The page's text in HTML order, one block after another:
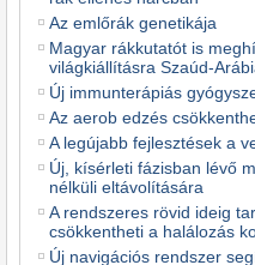
Az emlőrák genetikája
Magyar rákkutatót is
világkiállításra Szaúd-
Új immunterápiás
Az aerob edzés
A legújabb fejlesztések a
Új, kísérleti fázisban lévő
nélküli eltávolítására
A rendszeres rövid ideig
csökkentheti a halálozás
Új navigációs rendszer